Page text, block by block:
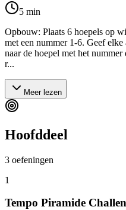
5 min
Opbouw: Plaats 6 hoepels op
met een nummer 1-6. Geef
naar de hoepel met het
r...
Meer lezen
Hoofddeel
3 oefeningen
1
Tempo Piramide